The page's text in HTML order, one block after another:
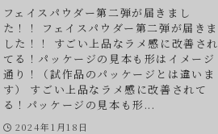
フェイスパウダー第二弾が届きまし
た！！ フェイスパウダー第二弾が届きま
した！！ すごい上品なラメ感に改善され
てる！パッケージの見本も形はイメージ
通り！（試作品のパッケージとは違いま
す） すごい上品なラメ感に改善されて
る！パッケージの見本も形...
2024年1月18日